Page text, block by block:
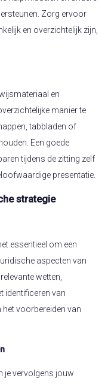
Zorg ervoor
en overzichtelijk zijn,
en
manier te
tabbladen of
Een goede
tijdens de zitting zelf
presentatie.
strategie
essentieel om een
aspecten van
wetten,
identificeren van
voorbereiden van
je vervolgens jouw